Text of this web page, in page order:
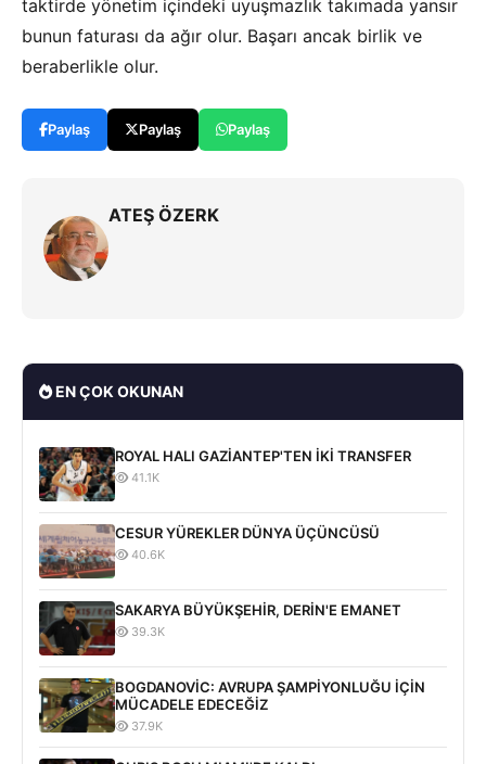
taktirde yönetim içindeki uyuşmazlık takımada yansır
bunun faturası da ağır olur. Başarı ancak birlik ve
beraberlikle olur.
Paylaş Paylaş Paylaş
ATEŞ ÖZERK
EN ÇOK OKUNAN
ROYAL HALI GAZİANTEP'TEN İKİ TRANSFER
41.1K
CESUR YÜREKLER DÜNYA ÜÇÜNCÜSÜ
40.6K
SAKARYA BÜYÜKŞEHİR, DERİN'E EMANET
39.3K
BOGDANOVİC: AVRUPA ŞAMPİYONLUĞU İÇİN
MÜCADELE EDECEĞİZ
37.9K